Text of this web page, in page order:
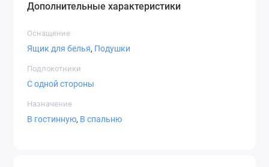
Дополнительные характеристики
Оснащение
Ящик для белья, Подушки
Подлокотники
С одной стороны
Назначение
В гостинную, В спальню